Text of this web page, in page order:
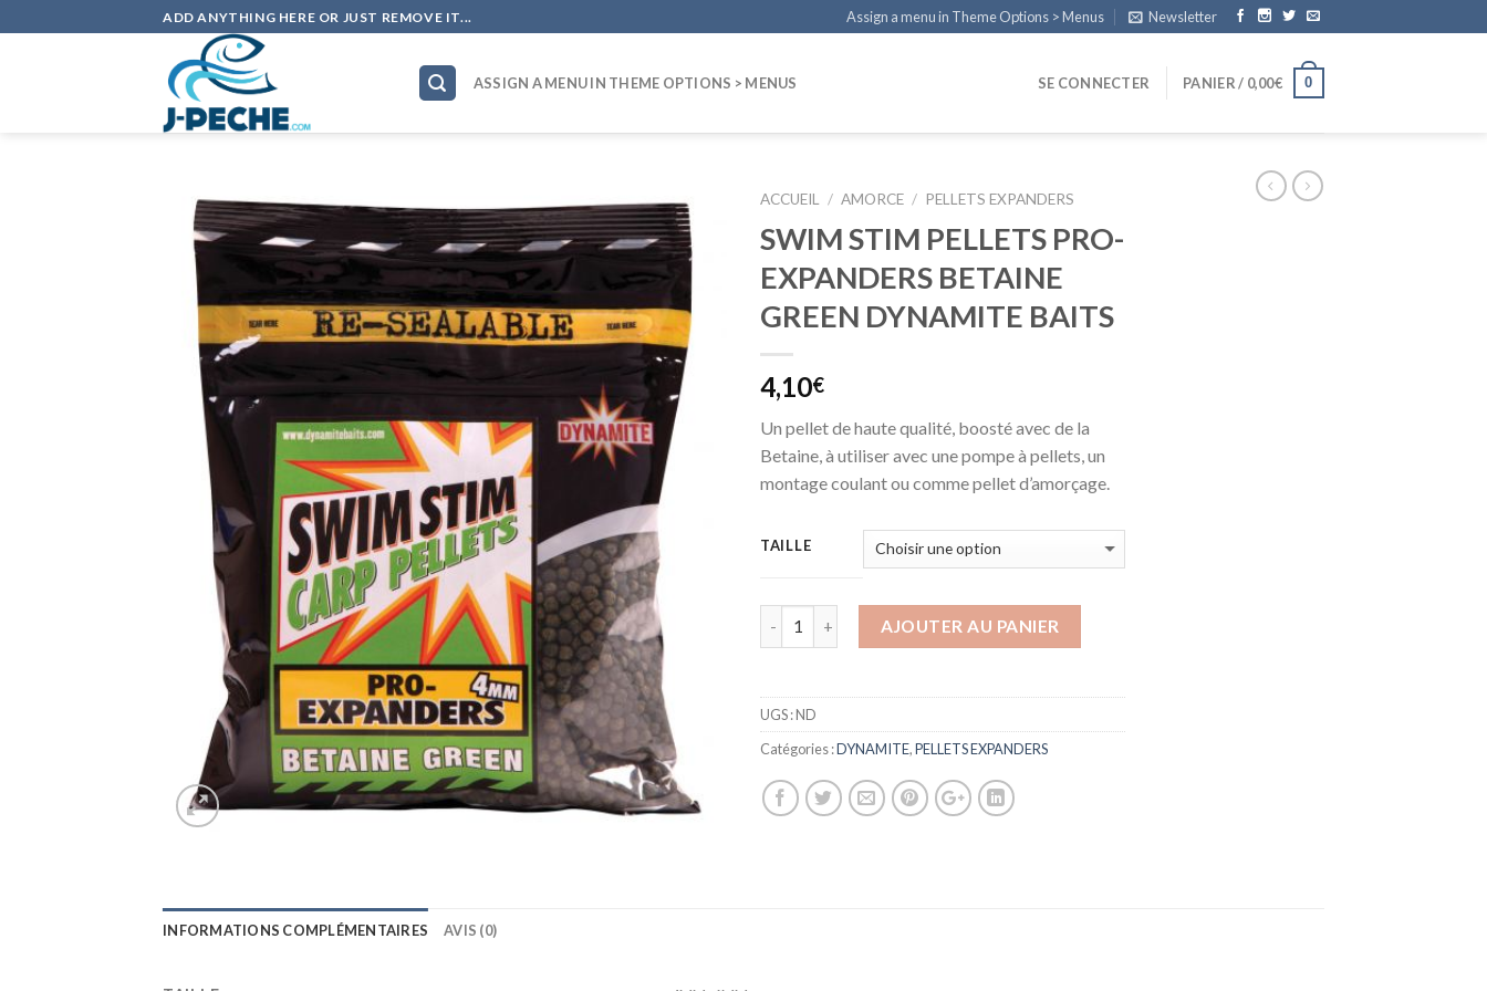
to
ADD ANYTHING HERE OR JUST REMOVE IT... Assign a menu in Theme Options > Menus Newsletter
ASSIGN A MENU IN THEME OPTIONS > MENUS SE CONNECTER PANIER / 0,00€ 0
ACCUEIL / AMORCE / PELLETS EXPANDERS
SWIM STIM PELLETS PRO-
EXPANDERS BETAINE
GREEN DYNAMITE BAITS
4,10€
Un pellet de haute qualité, boosté avec de la
Betaine, à utiliser avec une pompe à pellets, un
montage coulant ou comme pellet d’amorçage.
TAILLE
AJOUTER AU PANIER
UGS :ND
Catégories :DYNAMITE,PELLETS EXPANDERS
INFORMATIONS COMPLÉMENTAIRES AVIS (0)